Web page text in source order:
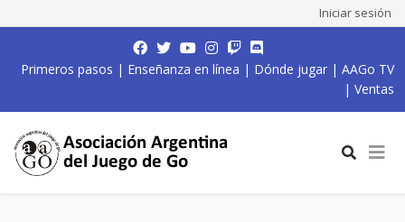
Iniciar sesión
Primeros pasos | Enseñanza en línea | Dónde jugar | AAGo TV
| Ventas